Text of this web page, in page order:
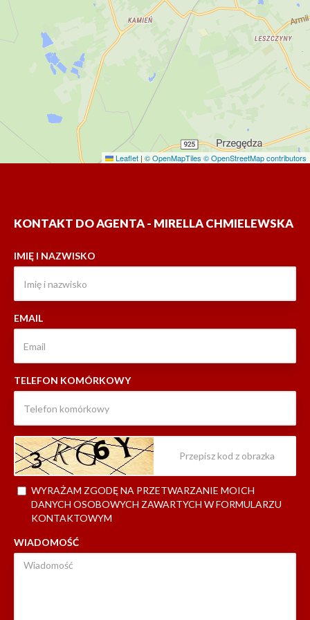
Leaflet | © OpenMapTiles © OpenStreetMap contributors
KONTAKT DO AGENTA - MIRELLA CHMIELEWSKA
IMIĘ I NAZWISKO
EMAIL
TELEFON KOMÓRKOWY
WYRAŻAM ZGODĘ NA PRZETWARZANIE MOICH
DANYCH OSOBOWYCH ZAWARTYCH W FORMULARZU
KONTAKTOWYM
WIADOMOŚĆ